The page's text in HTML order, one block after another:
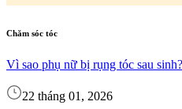
Chăm sóc tóc
Vì sao phụ nữ bị rụng tóc sau
22 tháng 01, 2026